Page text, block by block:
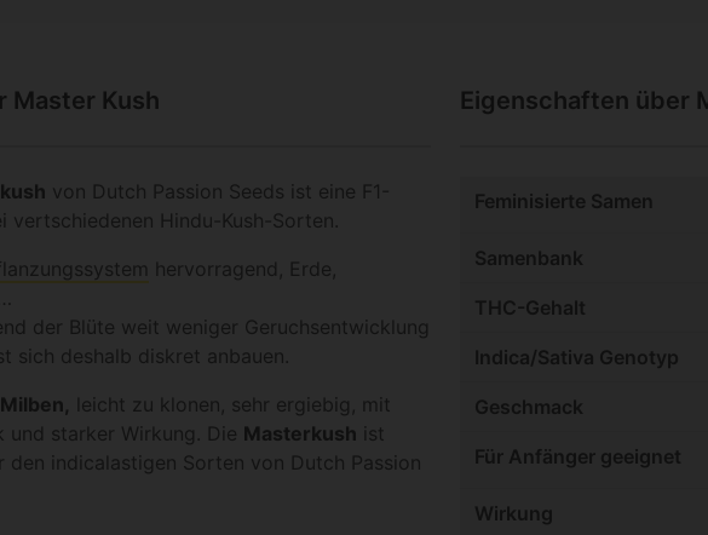
Master Kush
von Dutch Passion Seeds ist eine F1-
vertschiedenen Hindu-Kush-Sorten.
hervorragend, Erde,
der Blüte weit weniger Geruchsentwicklung
sich deshalb diskret anbauen.
leicht zu klonen, sehr ergiebig, mit
und starker Wirkung. Die Masterkush ist
den indicalastigen Sorten von Dutch Passion
Eigenschaften über
Feminisierte Samen
Samenbank
THC-Gehalt
Indica/Sativa Genotyp
Geschmack
Für Anfänger geeignet
Wirkung